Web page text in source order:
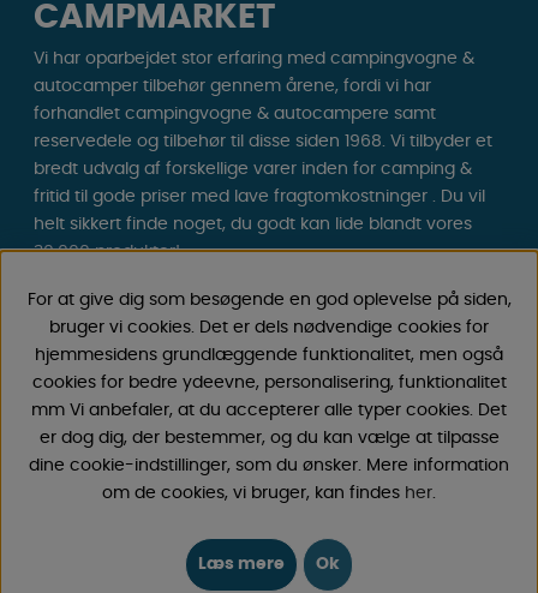
CAMPMARKET
Vi har oparbejdet stor erfaring med campingvogne &
autocamper tilbehør gennem årene, fordi vi har
forhandlet campingvogne & autocampere samt
reservedele og tilbehør til disse siden 1968. Vi tilbyder et
bredt udvalg af forskellige varer inden for camping &
fritid til gode priser med lave fragtomkostninger . Du vil
helt sikkert finde noget, du godt kan lide blandt vores
30.000 produkter!
Følg os på Facebook og Instagram for inspiration,
nyheder og eksklusive tilbud. Campinglivet begynder
hos os!
For at give dig som besøgende en god oplevelse på siden,
bruger vi cookies. Det er dels nødvendige cookies for
hjemmesidens grundlæggende funktionalitet, men også
cookies for bedre ydeevne, personalisering, funktionalitet
mm Vi anbefaler, at du accepterer alle typer cookies. Det
er dog dig, der bestemmer, og du kan vælge at tilpasse
dine cookie-indstillinger, som du ønsker. Mere information
om de cookies, vi bruger, kan findes her.
Læs mere Ok